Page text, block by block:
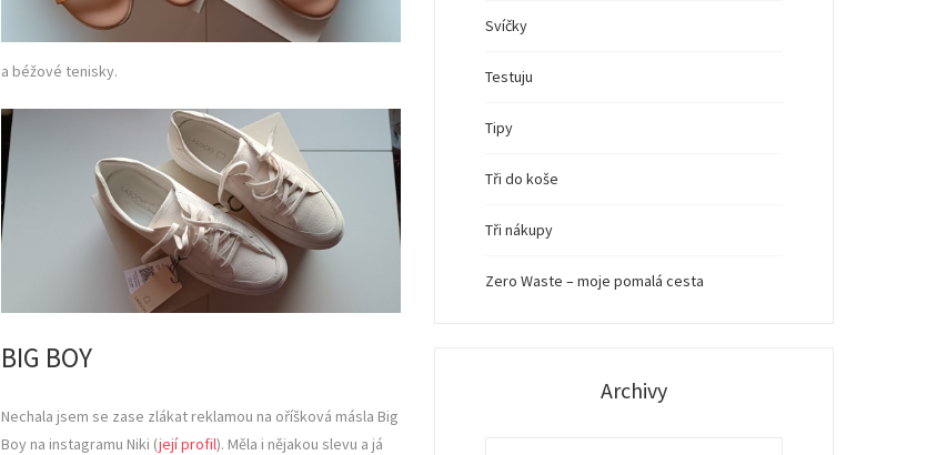
a béžové tenisky.
BIG BOY
Nechala jsem se zase zlákat reklamou na oříšková másla Big
Boy na instagramu Niki (její profil). Měla i nějakou slevu a já
Svíčky
Testuju
Tipy
Tři do koše
Tři nákupy
Zero Waste – moje pomalá cesta
Archivy